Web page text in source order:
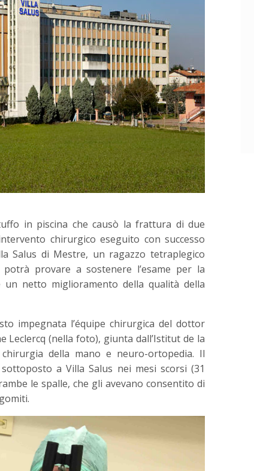
in piscina che causò la frattura di due
chirurgico eseguito con successo
Salus di Mestre, un ragazzo tetraplegico
provare a sostenere l’esame per la
netto miglioramento della qualità della
impegnata l’équipe chirurgica del dottor
Leclercq (nella foto), giunta dall’Istitut de la
della mano e neuro-ortopedia. Il
a Villa Salus nei mesi scorsi (31
le spalle, che gli avevano consentito di